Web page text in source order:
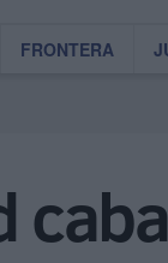
FRONTERA